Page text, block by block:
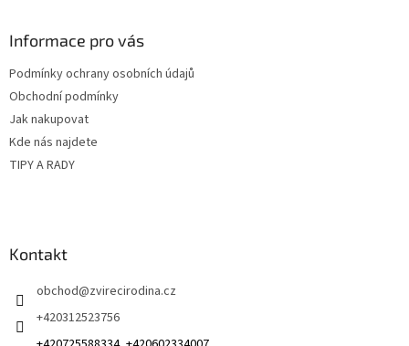
Informace pro vás
Podmínky ochrany osobních údajů
Obchodní podmínky
Jak nakupovat
Kde nás najdete
TIPY A RADY
Kontakt
obchod@zvirecirodina.cz
+420312523756